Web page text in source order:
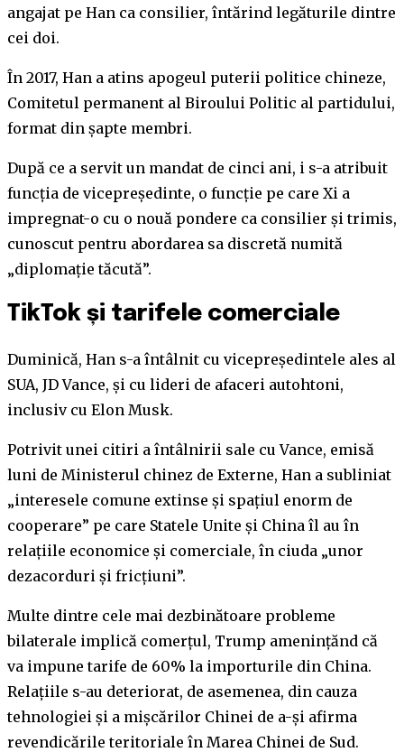
angajat pe Han ca consilier, întărind legăturile dintre
cei doi.
În 2017, Han a atins apogeul puterii politice chineze,
Comitetul permanent al Biroului Politic al partidului,
format din șapte membri.
După ce a servit un mandat de cinci ani, i s-a atribuit
funcția de vicepreședinte, o funcție pe care Xi a
impregnat-o cu o nouă pondere ca consilier și trimis,
cunoscut pentru abordarea sa discretă numită
„diplomație tăcută”.
TikTok și tarifele comerciale
Duminică, Han s-a întâlnit cu vicepreședintele ales al
SUA, JD Vance, și cu lideri de afaceri autohtoni,
inclusiv cu Elon Musk.
Potrivit unei citiri a întâlnirii sale cu Vance, emisă
luni de Ministerul chinez de Externe, Han a subliniat
„interesele comune extinse și spațiul enorm de
cooperare” pe care Statele Unite și China îl au în
relațiile economice și comerciale, în ciuda „unor
dezacorduri și fricțiuni”.
Multe dintre cele mai dezbinătoare probleme
bilaterale implică comerțul, Trump amenințănd că
va impune tarife de 60% la importurile din China.
Relațiile s-au deteriorat, de asemenea, din cauza
tehnologiei și a mișcărilor Chinei de a-și afirma
revendicările teritoriale în Marea Chinei de Sud.